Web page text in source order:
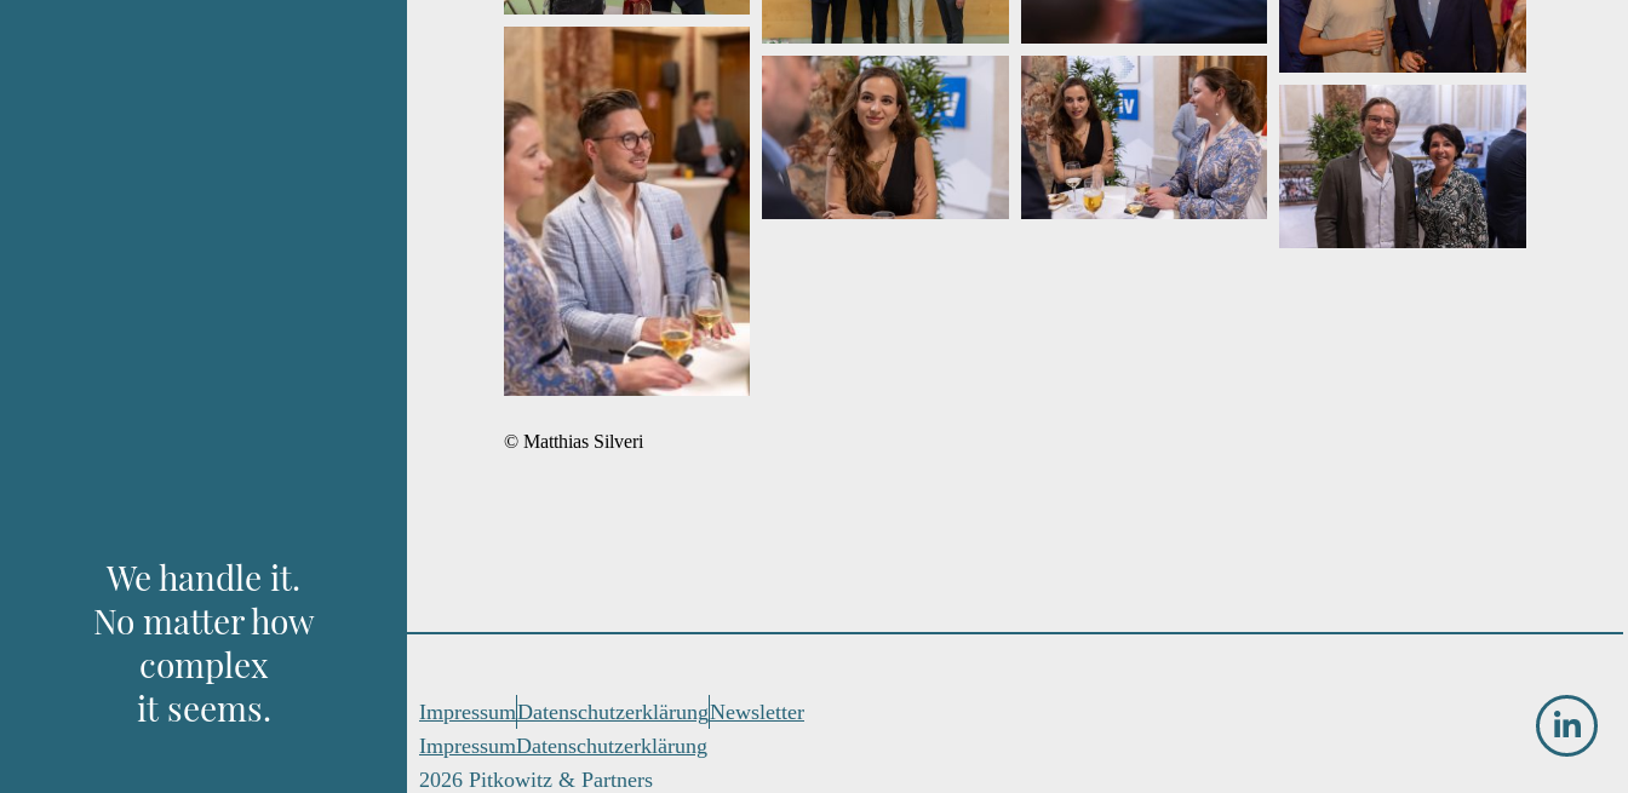
We handle it.
No matter how
it seems.
© Matthias Silveri
ImpressumDatenschutzerklärungNewsletter
ImpressumDatenschutzerklärung
2026 Pitkowitz & Partners